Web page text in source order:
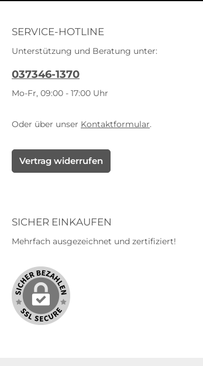
SERVICE-HOTLINE
Unterstützung und Beratung unter:
037346-1370
Mo-Fr, 09:00 - 17:00 Uhr
Oder über unser Kontaktformular.
Vertrag widerrufen
SICHER EINKAUFEN
Mehrfach ausgezeichnet und zertifiziert!